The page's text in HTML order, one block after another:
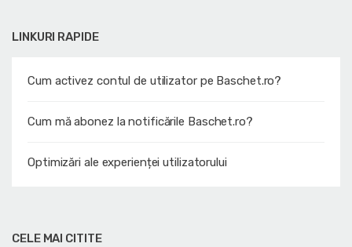
LINKURI RAPIDE
Cum activez contul de utilizator pe Baschet.ro?
Cum mă abonez la notificările Baschet.ro?
Optimizări ale experienței utilizatorului
CELE MAI CITITE